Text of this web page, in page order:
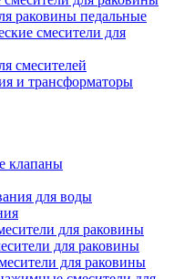
раковины педальные
смесители для
смесителей
и трансформаторы
клапаны
для воды
для раковины
для раковины
для раковины